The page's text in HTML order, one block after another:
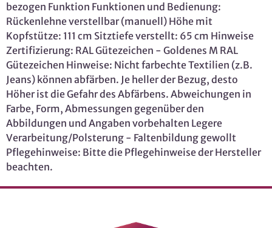
bezogen Funktion Funktionen und Bedienung:
Rückenlehne verstellbar (manuell) Höhe mit
Kopfstütze: 111 cm Sitztiefe verstellt: 65 cm Hinweise
Zertifizierung: RAL Gütezeichen - Goldenes M RAL
Gütezeichen Hinweise: Nicht farbechte Textilien (z.B.
Jeans) können abfärben. Je heller der Bezug, desto
Höher ist die Gefahr des Abfärbens. Abweichungen in
Farbe, Form, Abmessungen gegenüber den
Abbildungen und Angaben vorbehalten Legere
Verarbeitung/Polsterung - Faltenbildung gewollt
Pflegehinweise: Bitte die Pflegehinweise der Hersteller
beachten.